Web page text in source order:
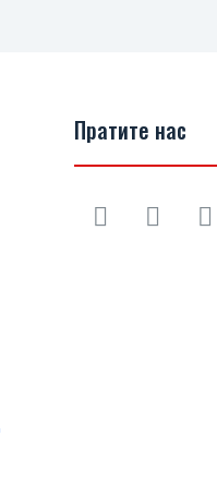
Пратите нас